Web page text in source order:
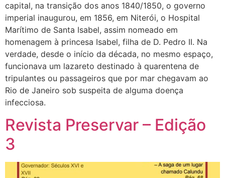
capital, na transição dos anos 1840/1850, o governo
imperial inaugurou, em 1856, em Niterói, o Hospital
Marítimo de Santa Isabel, assim nomeado em
homenagem à princesa Isabel, filha de D. Pedro II. Na
verdade, desde o início da década, no mesmo espaço,
funcionava um lazareto destinado à quarentena de
tripulantes ou passageiros que por mar chegavam ao
Rio de Janeiro sob suspeita de alguma doença
infecciosa.
Revista Preservar – Edição
3